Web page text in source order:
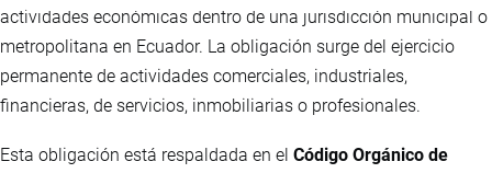
actividades económicas dentro de una jurisdicción municipal o
metropolitana en Ecuador. La obligación surge del ejercicio
permanente de actividades comerciales, industriales,
financieras, de servicios, inmobiliarias o profesionales.
Esta obligación está respaldada en el Código Orgánico de